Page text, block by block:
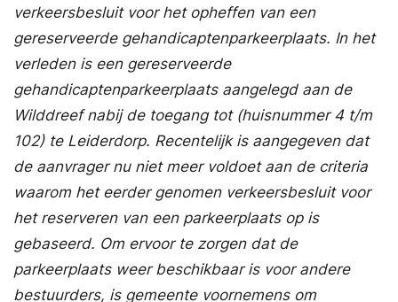
verkeersbesluit voor het opheffen van een
gereserveerde gehandicaptenparkeerplaats. In het
verleden is een gereserveerde
gehandicaptenparkeerplaats aangelegd aan de
Wilddreef nabij de toegang tot (huisnummer 4 t/m
102) te Leiderdorp. Recentelijk is aangegeven dat
de aanvrager nu niet meer voldoet aan de criteria
waarom het eerder genomen verkeersbesluit voor
het reserveren van een parkeerplaats op is
gebaseerd. Om ervoor te zorgen dat de
parkeerplaats weer beschikbaar is voor andere
bestuurders, is gemeente voornemens om